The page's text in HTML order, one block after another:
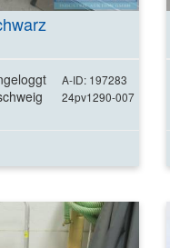
A-ID: 197283
24pv1290-007